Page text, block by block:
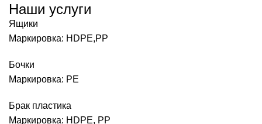
Наши услуги
Ящики
Маркировка: HDPE,PP
Бочки
Маркировка: PE
Брак пластика
Маркировка: HDPE, PP